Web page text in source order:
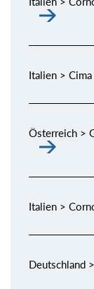
Italien >
Österreich >
Italien >
Deutschland